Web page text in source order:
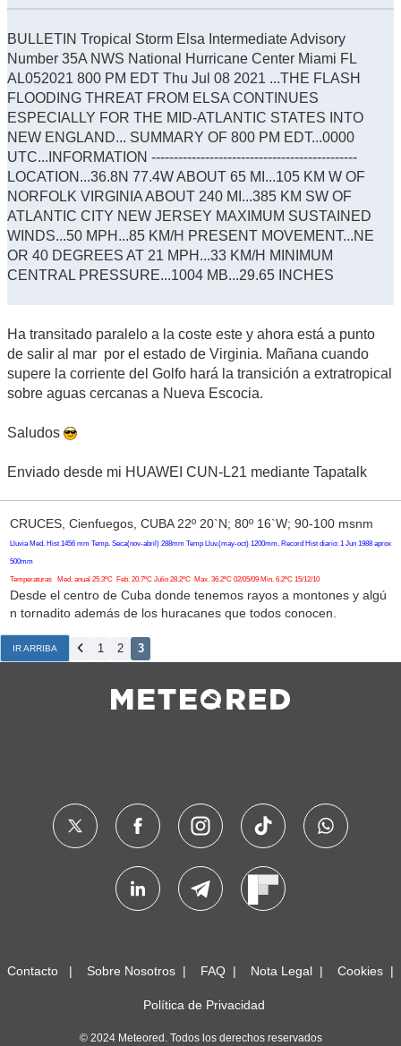
BULLETIN Tropical Storm Elsa Intermediate Advisory
Number 35A NWS National Hurricane Center Miami FL
AL052021 800 PM EDT Thu Jul 08 2021 ...THE FLASH
FLOODING THREAT FROM ELSA CONTINUES
ESPECIALLY FOR THE MID-ATLANTIC STATES INTO
NEW ENGLAND... SUMMARY OF 800 PM EDT...0000
UTC...INFORMATION ----------------------------------------------
LOCATION...36.8N 77.4W ABOUT 65 MI...105 KM W OF
NORFOLK VIRGINIA ABOUT 240 MI...385 KM SW OF
ATLANTIC CITY NEW JERSEY MAXIMUM SUSTAINED
WINDS...50 MPH...85 KM/H PRESENT MOVEMENT...NE
OR 40 DEGREES AT 21 MPH...33 KM/H MINIMUM
CENTRAL PRESSURE...1004 MB...29.65 INCHES
Ha transitado paralelo a la coste este y ahora está a punto
de salir al mar por el estado de Virginia. Mañana cuando
supere la corriente del Golfo hará la transición a extratropical
sobre aguas cercanas a Nueva Escocia.
Saludos
Enviado desde mi HUAWEI CUN-L21 mediante Tapatalk
CRUCES, Cienfuegos, CUBA 22º 20`N; 80º 16`W; 90-100 msnm
Lluvia Med. Hist 1456 mm Temp. Seca(nov-abril) 288mm Temp Lluv.(may-oct) 1200mm, Record Hist diario: 1 Jun 1988 aprox
500mm
Temperaturas Med. anual 25.3ºC Feb. 20.7ºC Julio 28.2ºC Max. 36.2ºC 02/05/09 Min. 6.2ºC 15/12/10
Desde el centro de Cuba donde tenemos rayos a montones y algú
n tornadito además de los huracanes que todos conocen.
IR ARRIBA 1 2 3
Contacto Sobre Nosotros FAQ Nota Legal Cookies
Política de Privacidad
© 2024 Meteored. Todos los derechos reservados